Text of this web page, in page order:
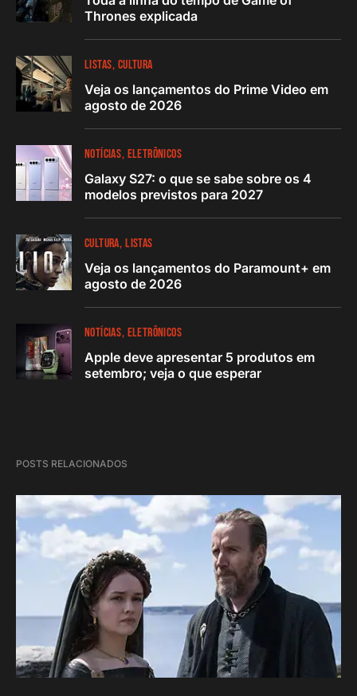
Thrones explicada
LISTAS CULTURA
Veja os lançamentos do Prime Video em
agosto de 2026
NOTÍCIAS ELETRÔNICOS
Galaxy S27: o que se sabe sobre os 4
modelos previstos para 2027
CULTURA LISTAS
Veja os lançamentos do Paramount+ em
agosto de 2026
NOTÍCIAS ELETRÔNICOS
Apple deve apresentar 5 produtos em
setembro; veja o que esperar
POSTS RELACIONADOS